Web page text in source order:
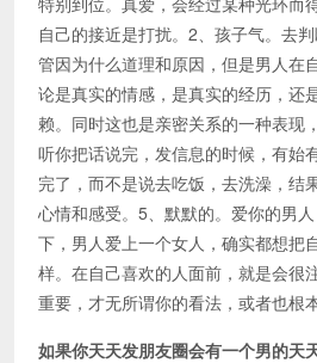
自己的接近是打扰。2、孩子气。去
管因为什么道理和原因，但是男人在
论是真实的情感，是真实的经历，还
赖。同时这也是亲密关系的一种表现
听你把话说完，发信息的时候，有始
完了，而不是说去吃饭，去洗澡，结
心情和感受。5、默默的。爱你的男
下，男人爱上一个女人，确实都想把
样。在自己喜欢的人面前，就是会很
重要，才无所谓你的看法，或者也根
如果你天天发朋友圈会有一个男的天